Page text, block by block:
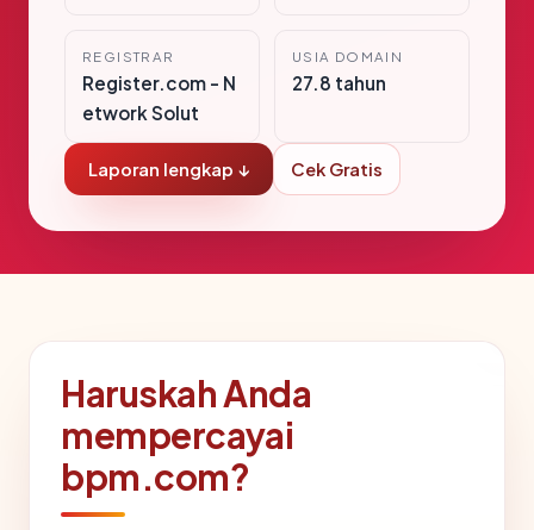
REGISTRAR
Register.com - N
etwork Solut
USIA DOMAIN
27.8 tahun
Laporan lengkap ↓ Cek Gratis
Haruskah Anda
mempercayai
bpm.com?